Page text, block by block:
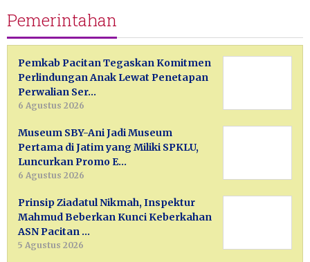
Pemerintahan
Pemkab Pacitan Tegaskan Komitmen
Perlindungan Anak Lewat Penetapan
Perwalian Ser…
6 Agustus 2026
Museum SBY-Ani Jadi Museum
Pertama di Jatim yang Miliki SPKLU,
Luncurkan Promo E…
6 Agustus 2026
Prinsip Ziadatul Nikmah, Inspektur
Mahmud Beberkan Kunci Keberkahan
ASN Pacitan …
5 Agustus 2026